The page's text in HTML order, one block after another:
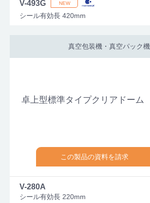
V-493G
シール有効長 420mm
真空包装機・真空パック機
卓上型標準タイプクリアドーム
この製品の資料を請求
V-280A
シール有効長 220mm